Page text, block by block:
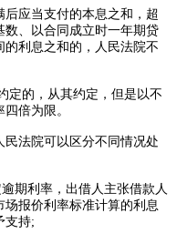
应当支付的本息之和，超
、以合同成立时一年期贷
利息之和的，人民法院不
的，从其约定，但是以不
倍为限。
法院可以区分不同情况处
利率，出借人主张借款人
报价利率标准计算的利息
支持;